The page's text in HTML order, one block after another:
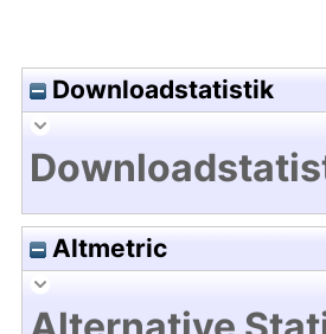
Downloadstatistik
Altmetric